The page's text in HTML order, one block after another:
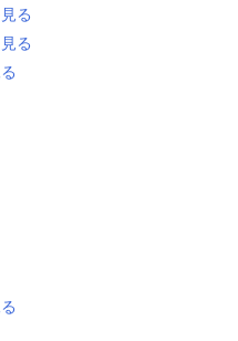
る
る